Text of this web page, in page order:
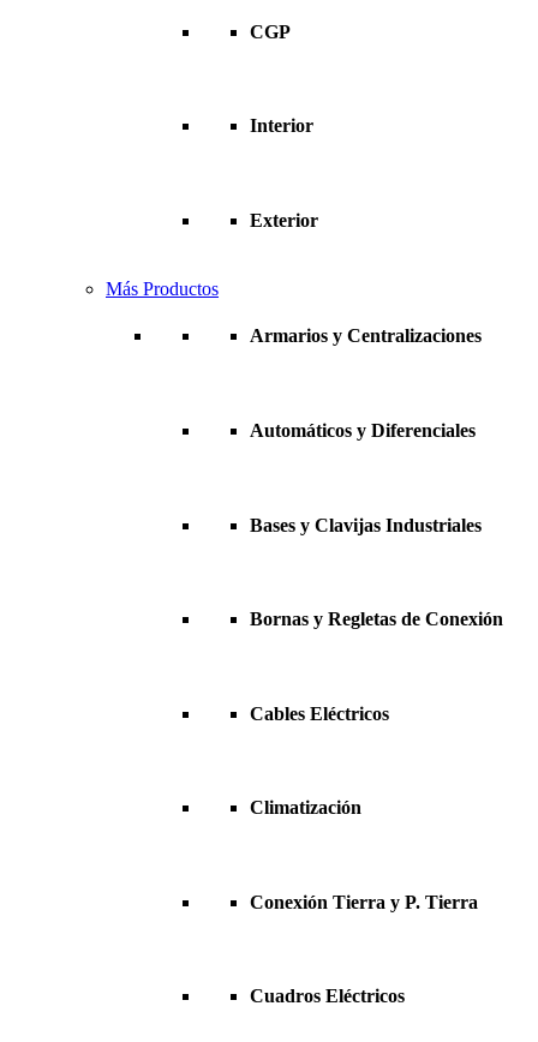
CGP
Interior
Exterior
Más Productos
Armarios y Centralizaciones
Automáticos y Diferenciales
Bases y Clavijas Industriales
Bornas y Regletas de Conexión
Cables Eléctricos
Climatización
Conexión Tierra y P. Tierra
Cuadros Eléctricos